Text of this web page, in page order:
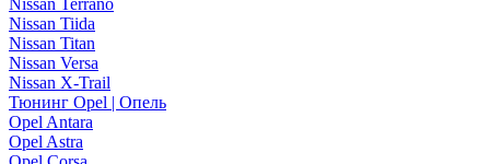
Nissan Terrano
Nissan Tiida
Nissan Titan
Nissan Versa
Nissan X-Trail
Тюнинг Opel | Опель
Opel Antara
Opel Astra